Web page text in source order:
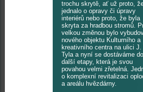
trochu skrytě, ať už proto,
jednalo o opravy či úpravy
interiérů nebo proto, že byla
skryta za hradbou stromů.
velkou změnou bylo
nového objektu Kulturního a
kreativního centra na ulici J.
Tyla a nyní se dostáváme do
další etapy, která je svou
povahou velmi zřetelná.
o komplexní revitalizaci
a areálu hvězdárny.